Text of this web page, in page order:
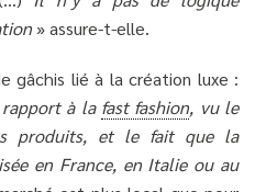
» assure-t-elle.
gâchis lié à la création luxe :
rapport à la fast fashion, vu le
produits, et le fait que la
en France, en Italie ou au